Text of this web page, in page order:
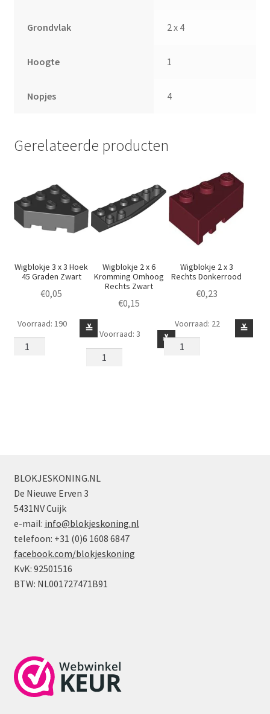
Grondvlak 2 x 4
Hoogte 1
Nopjes 4
Gerelateerde producten
Wigblokje 3 x 3 Hoek
45 Graden Zwart
€0,05
Wigblokje
3
≚
Voorraad: 190
Wigblokje 2 x 6
Kromming Omhoog
Rechts Zwart
€0,15
Wigblokje
2
≚
Voorraad: 3
Wigblokje 2 x 3
Rechts Donkerrood
€0,23
Wigblokje
2
≚
Voorraad: 22
BLOKJESKONING.NL
De Nieuwe Erven 3
5431NV Cuijk
e-mail: info@blokjeskoning.nl
telefoon: +31 (0)6 1608 6847
facebook.com/blokjeskoning
KvK: 92501516
BTW: NL001727471B91